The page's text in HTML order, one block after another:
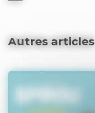
Autres articles